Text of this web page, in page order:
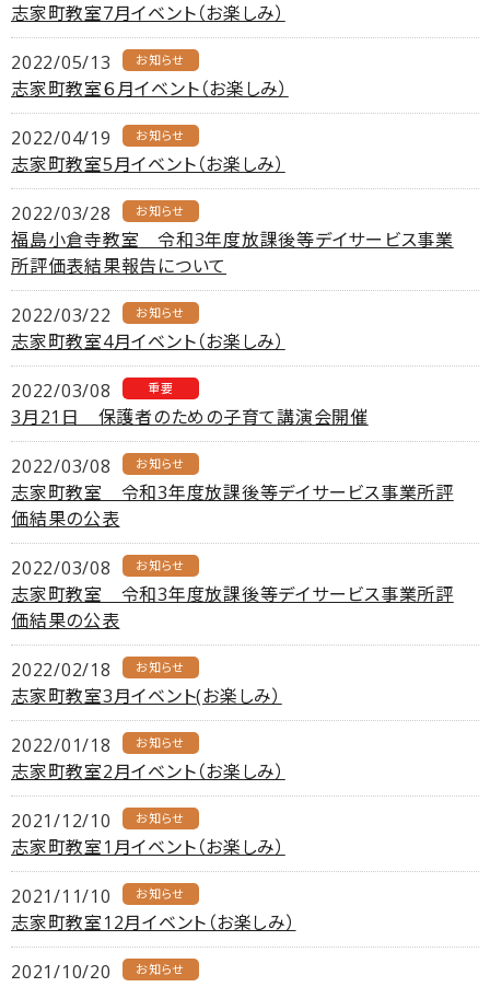
志家町教室7月イベント（お楽しみ）
2022/05/13 お知らせ
志家町教室６月イベント（お楽しみ）
2022/04/19 お知らせ
志家町教室5月イベント（お楽しみ）
2022/03/28 お知らせ
福島小倉寺教室 令和3年度放課後等デイサービス事業
所評価表結果報告について
2022/03/22 お知らせ
志家町教室4月イベント（お楽しみ）
2022/03/08 重要
3月21日 保護者のための子育て講演会開催
2022/03/08 お知らせ
志家町教室 令和3年度放課後等デイサービス事業所評
価結果の公表
2022/03/08 お知らせ
志家町教室 令和3年度放課後等デイサービス事業所評
価結果の公表
2022/02/18 お知らせ
志家町教室3月イベント(お楽しみ）
2022/01/18 お知らせ
志家町教室2月イベント（お楽しみ）
2021/12/10 お知らせ
志家町教室1月イベント（お楽しみ）
2021/11/10 お知らせ
志家町教室12月イベント（お楽しみ）
2021/10/20 お知らせ